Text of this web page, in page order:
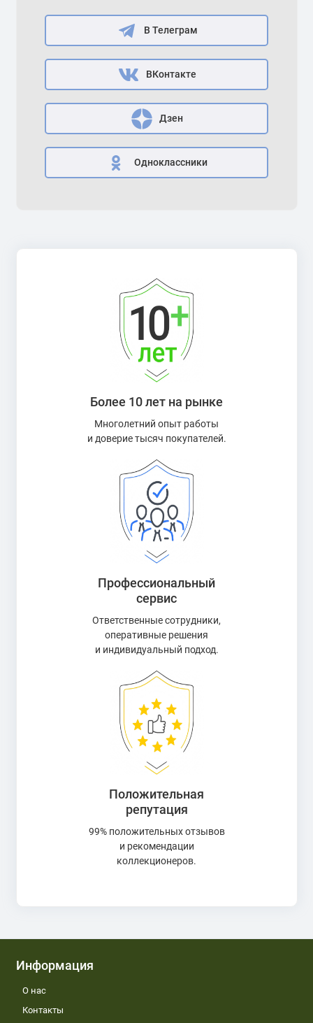
В Телеграм
ВКонтакте
Дзен
Одноклассники
Более 10 лет на рынке
Многолетний опыт работы
и доверие тысяч покупателей.
Профессиональный
сервис
Ответственные сотрудники,
оперативные решения
и индивидуальный подход.
Положительная
репутация
99% положительных отзывов
и рекомендации
коллекционеров.
Информация
О нас
Контакты